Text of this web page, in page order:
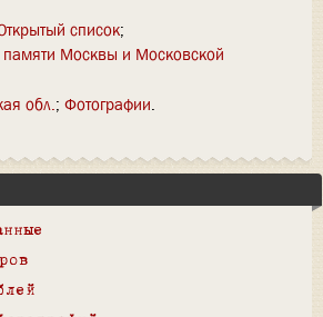
список
памяти Москвы и Московской
обл. Фотографии